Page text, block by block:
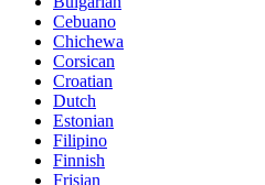
Cebuano
Chichewa
Corsican
Croatian
Dutch
Estonian
Filipino
Finnish
Frisian